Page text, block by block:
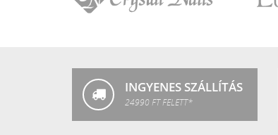
INGYENES SZÁLLÍTÁS
24990 FT FELETT*